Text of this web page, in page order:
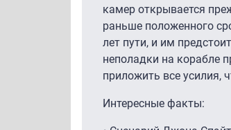
камер открывается
раньше положенного
лет пути, и им
неполадки на корабле
приложить все усилия,
Интересные факты: